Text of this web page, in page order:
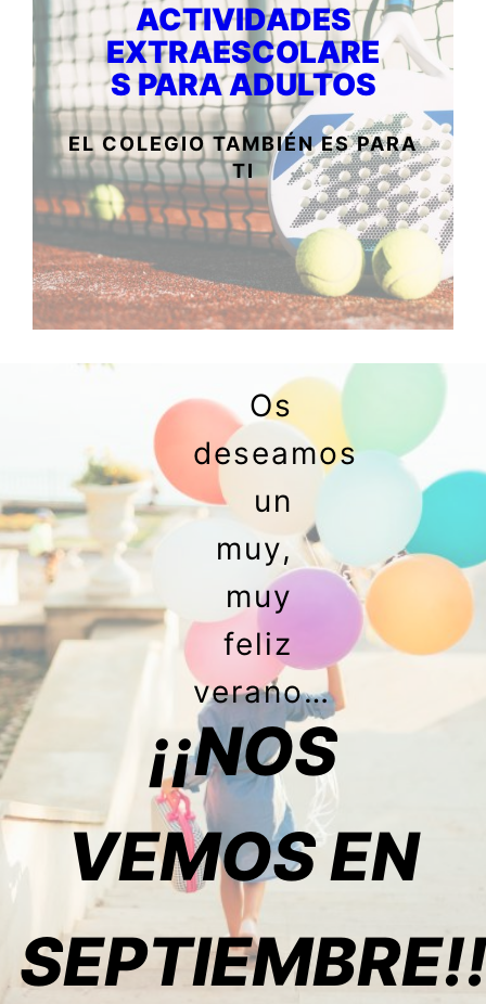
ACTIVIDADES
EXTRAESCOLARE
S PARA ADULTOS
EL COLEGIO TAMBIÉN ES PARA
TI
Os
deseamos
un
muy,
muy
feliz
verano…
¡¡NOS
VEMOS EN